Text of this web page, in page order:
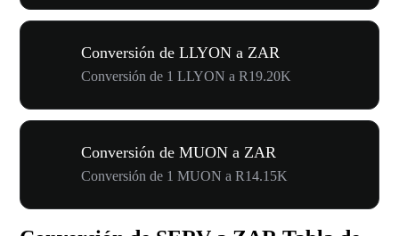
Conversión de LLYON a ZAR
Conversión de 1 LLYON a R19.20K
Conversión de MUON a ZAR
Conversión de 1 MUON a R14.15K